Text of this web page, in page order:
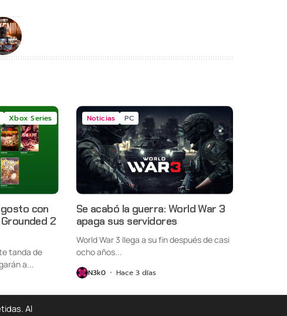
Xbox Series
con
2
tanda de
a...
Noticias PC
Se acabó la guerra: World War 3
apaga sus servidores
World War 3 llega a su fin después de casi
ocho años...
N3k0 Hace 3 días
Al